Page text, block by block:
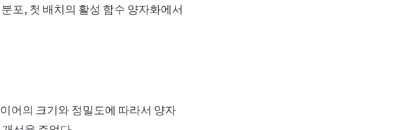
포, 첫 배치의 활성 함수 양자화에서
어의 크기와 정밀도에 따라서 양자